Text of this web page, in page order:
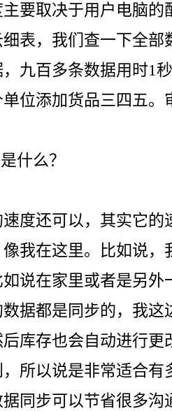
要取决于用户电脑的
表，我们查一下全部
九百多条数据用时1
位添加货品三四五。
什么？
度还可以，其实它的
我在这里。比如说，
说在家里或者是另外
据都是同步的，我这
库存也会自动进行更
所以说是非常适合有
同步可以节省很多沟